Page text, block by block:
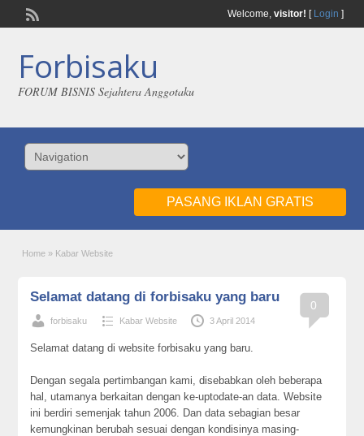
Welcome, visitor! [ Login ]
Forbisaku
FORUM BISNIS Sejahtera Anggotaku
PASANG IKLAN GRATIS
Home » Kabar Website
0
Selamat datang di forbisaku yang baru
forbisaku Kabar Website 3 April 2014
Selamat datang di website forbisaku yang baru.
Dengan segala pertimbangan kami, disebabkan oleh beberapa
hal, utamanya berkaitan dengan ke-uptodate-an data. Website
ini berdiri semenjak tahun 2006. Dan data sebagian besar
kemungkinan berubah sesuai dengan kondisinya masing-